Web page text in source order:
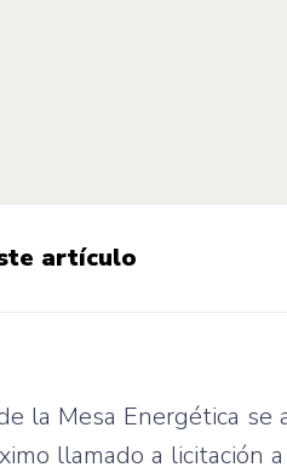
artículo
la Mesa Energética
llamado a licitación